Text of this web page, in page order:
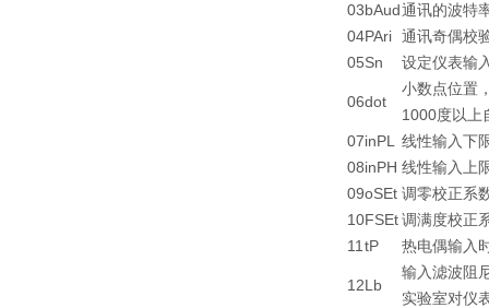
03bAud通讯的波特
04PAri 通讯奇偶校
05Sn 设定仪表输
06dot
小数点位置
1000度以
07inPL
线性输入下
08inPH 线性输入上
09oSEt 调零校正系
10FSEt调满度校正
11 tP 热电偶输入
12Lb
输入滤波阻
实验室对仪